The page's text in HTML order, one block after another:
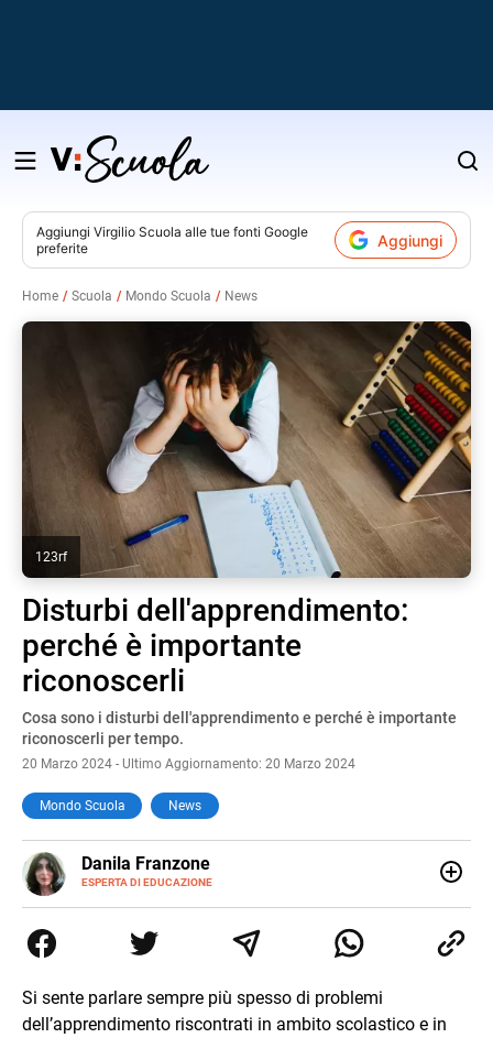
Salta
contenuto
Aggiungi Virgilio Scuola alle tue fonti Google
preferite
Aggiungi
Home Scuola Mondo Scuola News
123rf
Disturbi dell'apprendimento:
perché è importante
riconoscerli
Cosa sono i disturbi dell'apprendimento e perché è importante
riconoscerli per tempo.
20 Marzo 2024 - Ultimo Aggiornamento: 20 Marzo 2024
Mondo Scuola News
Danila Franzone
ESPERTA DI EDUCAZIONE
E-
MAIL
LINKEDIN
alla scuola, alla crescita personale e ai bambini con
bisogni speciali. Nel tempo libero amo leggere libri di ogni
benessere in tutte le sue forme.
Si sente parlare sempre più spesso di problemi
dell’apprendimento riscontrati in ambito scolastico e in